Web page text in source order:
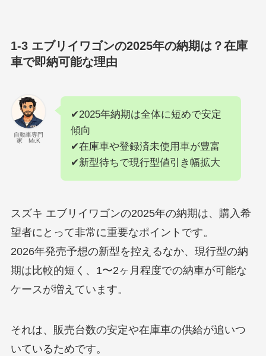
1-3 エブリイワゴンの2025年の納期は？在庫
車で即納可能な理由
自動車専門
家 Mr.K
✔2025年納期は全体に短めで安定
傾向
✔在庫車や登録済未使用車が豊富
✔新型待ちで現行型値引き幅拡大
スズキ エブリイワゴンの2025年の納期は、購入希
望者にとって非常に重要なポイントです。
2026年発売予想の新型を控えるなか、現行型の納
期は比較的短く、1〜2ヶ月程度での納車が可能な
ケースが増えています。
それは、販売台数の安定や在庫車の供給が追いつ
いているためです。